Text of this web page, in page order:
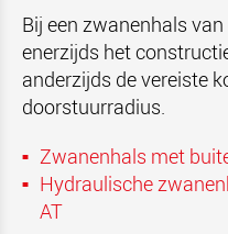
Bij een zwanenhals
enerzijds het
anderzijds de vereiste
doorstuurradius.
Zwanenhals met
Hydraulische z
AT